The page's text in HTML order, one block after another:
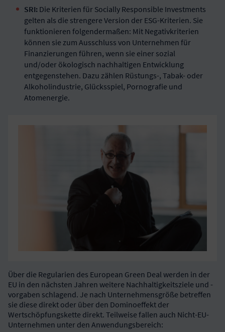
SRI: Die Kriterien für Socially Responsible Investments
gelten als die strengere Version der ESG-Kriterien. Sie
funktionieren folgendermaßen: Mit Negativkriterien
können sie zum Ausschluss von Unternehmen für
Finanzierungen führen, wenn sie einer sozial
und/oder ökologisch nachhaltigen Entwicklung
entgegenstehen. Dazu zählen Rüstungs-, Tabak- oder
Alkoholindustrie, Glücksspiel, Pornografie und
Atomenergie.
Über die Regularien des European Green Deal werden in der
EU in den nächsten Jahren weitere Nachhaltigkeitsziele und -
vorgaben schlagend. Je nach Unternehmensgröße betreffen
sie diese direkt oder über den Dominoeffekt der
Wertschöpfungskette direkt. Teilweise fallen auch Nicht-EU-
Unternehmen unter den Anwendungsbereich: